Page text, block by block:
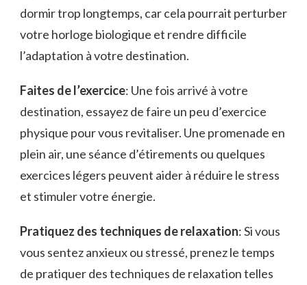
dormir trop⁢ longtemps,⁤ car cela pourrait perturber
votre ‌horloge biologique et rendre ​difficile
‌l’adaptation à votre destination.
Faites⁣ de​ l’exercice: Une ⁣fois arrivé à votre
⁢destination, ​essayez ⁤de faire un peu d’exercice
physique pour vous revitaliser. ⁢Une promenade en
plein air, une ​séance d’étirements ou quelques​
exercices légers peuvent aider à réduire le stress
et stimuler⁣ votre énergie.
Pratiquez des⁤ techniques de relaxation: Si vous​
vous sentez anxieux ou ​stressé, prenez le temps
de pratiquer des techniques de relaxation telles